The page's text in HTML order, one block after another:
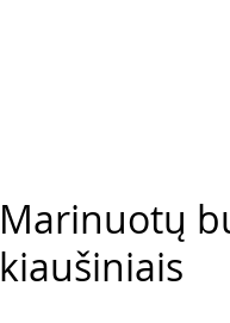
Marinuotų
kiaušiniais